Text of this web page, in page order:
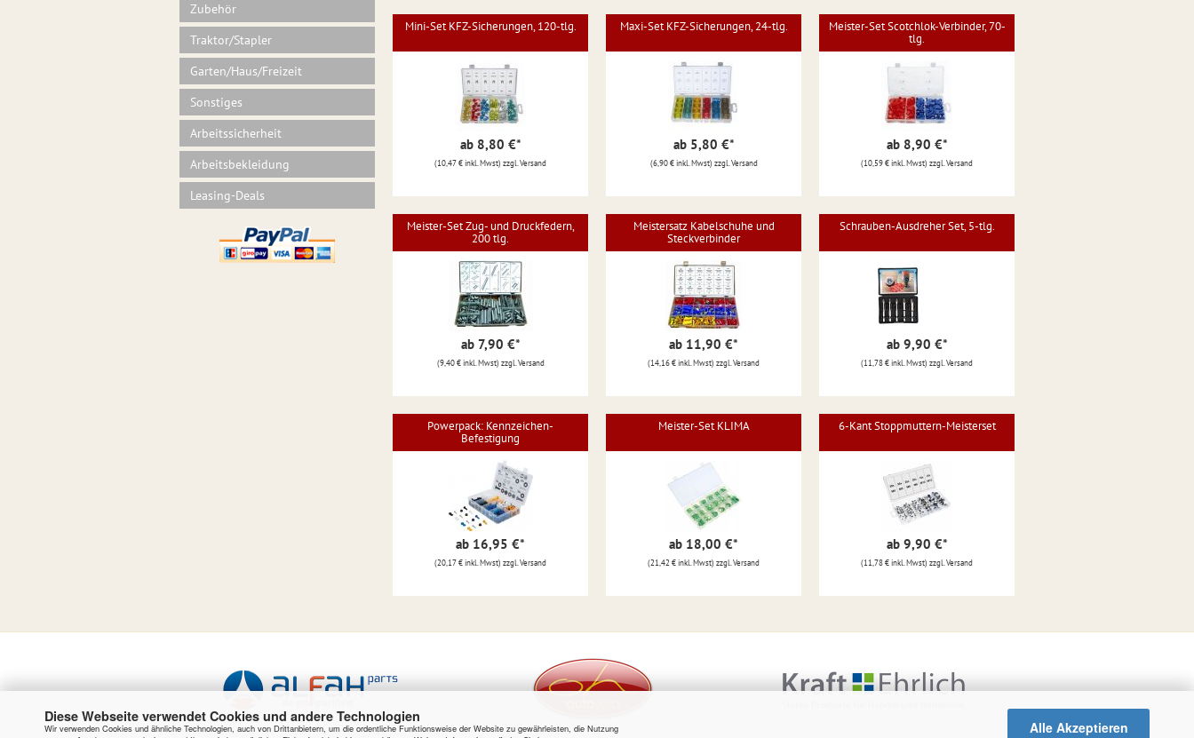
Diese Webseite verwendet Cookies und andere Technologien
Wir verwenden Cookies und ähnliche Technologien, auch von Drittanbietern, um die ordentliche Funktionsweise der Website zu gewährleisten, die Nutzung
Alle Akzeptieren
Zubehör
Traktor/Stapler
Garten/Haus/Freizeit
Sonstiges
Arbeitssicherheit
Arbeitsbekleidung
Leasing-Deals
Mini-Set KFZ-Sicherungen, 120-tlg.
ab 8,80 €*
(10,47 € inkl. Mwst) zzgl. Versand
Maxi-Set KFZ-Sicherungen, 24-tlg.
ab 5,80 €*
(6,90 € inkl. Mwst) zzgl. Versand
Meister-Set Scotchlok-Verbinder, 70-
tlg.
ab 8,90 €*
(10,59 € inkl. Mwst) zzgl. Versand
Meister-Set Zug- und Druckfedern,
200 tlg.
ab 7,90 €*
(9,40 € inkl. Mwst) zzgl. Versand
Meistersatz Kabelschuhe und
Steckverbinder
ab 11,90 €*
(14,16 € inkl. Mwst) zzgl. Versand
Schrauben-Ausdreher Set, 5-tlg.
ab 9,90 €*
(11,78 € inkl. Mwst) zzgl. Versand
Powerpack: Kennzeichen-
Befestigung
ab 16,95 €*
(20,17 € inkl. Mwst) zzgl. Versand
Meister-Set KLIMA
ab 18,00 €*
(21,42 € inkl. Mwst) zzgl. Versand
6-Kant Stoppmuttern-Meisterset
ab 9,90 €*
(11,78 € inkl. Mwst) zzgl. Versand